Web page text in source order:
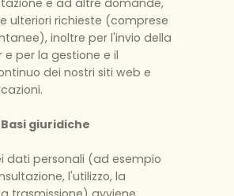
ulteriori richieste (comprese
inoltre per l'invio della
per la gestione e il
dei nostri siti web e
giuridiche
dati personali (ad esempio
l'utilizzo, la